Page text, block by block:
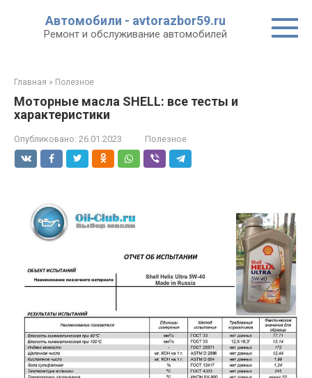
Автомобили - avtorazbor59.ru
Ремонт и обслуживание автомобилей
Главная » Полезное
Моторные масла SHELL: все тесты и
характеристики
Опубликовано: 26.01.2023 Полезное